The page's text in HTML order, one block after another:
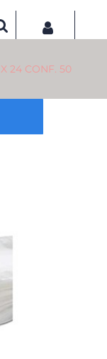
24 CONF. 50